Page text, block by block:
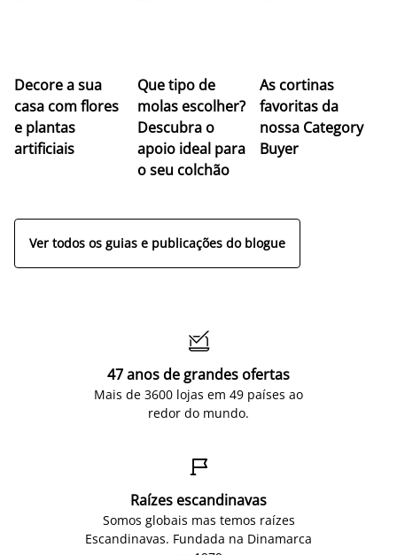
Decore a sua
casa com flores
e plantas
artificiais
Que tipo de
molas escolher?
Descubra o
apoio ideal para
o seu colchão
As cortinas
favoritas da
nossa Category
Buyer
Ver todos os guias e publicações do blogue

47 anos de grandes ofertas
Mais de 3600 lojas em 49 países ao
redor do mundo.

Raízes escandinavas
Somos globais mas temos raízes
Escandinavas. Fundada na Dinamarca